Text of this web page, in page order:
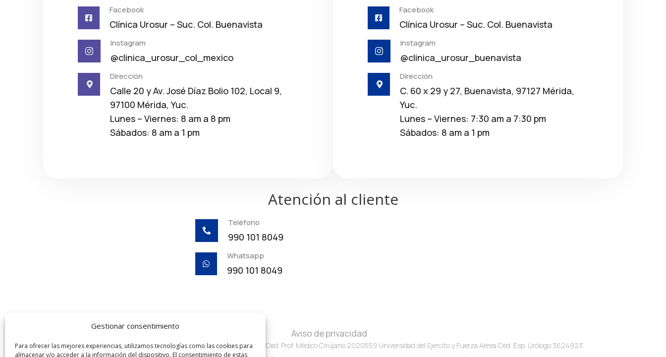
Gestionar consentimiento
Para ofrecer las mejores experiencias, utilizamos tecnologías como las cookies para
almacenar y/o acceder a la información del dispositivo. El consentimiento de estas

Facebook
Clínica Urosur – Suc. Col. Buenavista

Instagram
@clinica_urosur_col_mexico

Dirección
Calle 20 y Av. José Díaz Bolio 102, Local 9,
97100 Mérida, Yuc.
Lunes – Viernes: 8 am a 8 pm
Sábados: 8 am a 1 pm

Facebook
Clínica Urosur – Suc. Col. Buenavista

Instagram
@clinica_urosur_buenavista

Dirección
C. 60 x 29 y 27, Buenavista, 97127 Mérida,
Yuc.
Lunes – Viernes: 7:30 am a 7:30 pm
Sábados: 8 am a 1 pm
Atención al cliente

Teléfono
990 101 8049

Whatsapp
990 101 8049
Aviso de privacidad
José Rubén Hernández Melo COFEPRIS 2431012002A00363 Ced. Prof. Médico Cirujano 2020559 Universidad del Ejercito y Fuerza Aérea Ced. Esp. Urólogo 3624923